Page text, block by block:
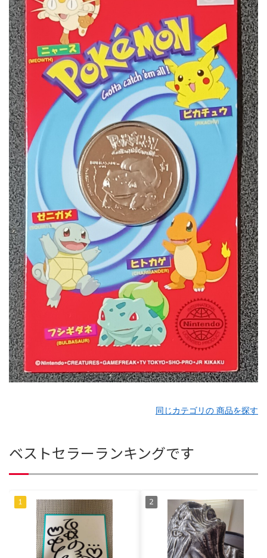
同じカテゴリの 商品を探す
ベストセラーランキングです